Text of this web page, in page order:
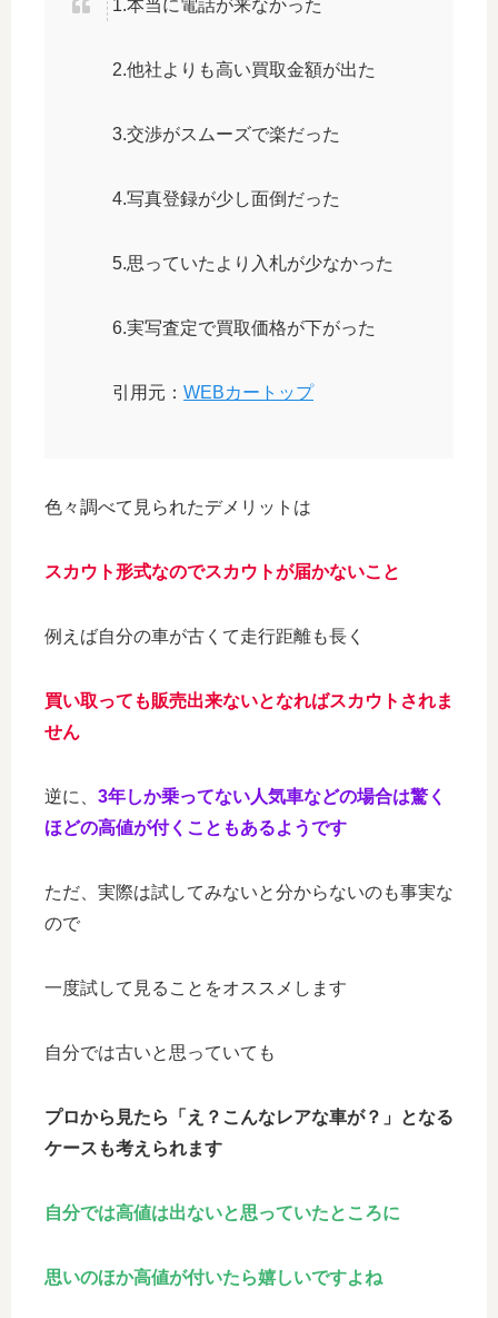
1.本当に電話が来なかった
2.他社よりも高い買取金額が出た
3.交渉がスムーズで楽だった
4.写真登録が少し面倒だった
5.思っていたより入札が少なかった
6.実写査定で買取価格が下がった
引用元： WEBカートップ
色々調べて見られたデメリットは
スカウト形式なのでスカウトが届かないこと
例えば自分の車が古くて走行距離も長く
買い取っても販売出来ないとなればスカウトされま
せん
逆に、 3年しか乗ってない人気車などの場合は驚く
ほどの高値が付くこともあるようです
ただ、実際は試してみないと分からないのも事実な
ので
一度試して見ることをオススメします
自分では古いと思っていても
プロから見たら「え？こんなレアな車が？」となる
ケースも考えられます
自分では高値は出ないと思っていたところに
思いのほか高値が付いたら嬉しいですよね